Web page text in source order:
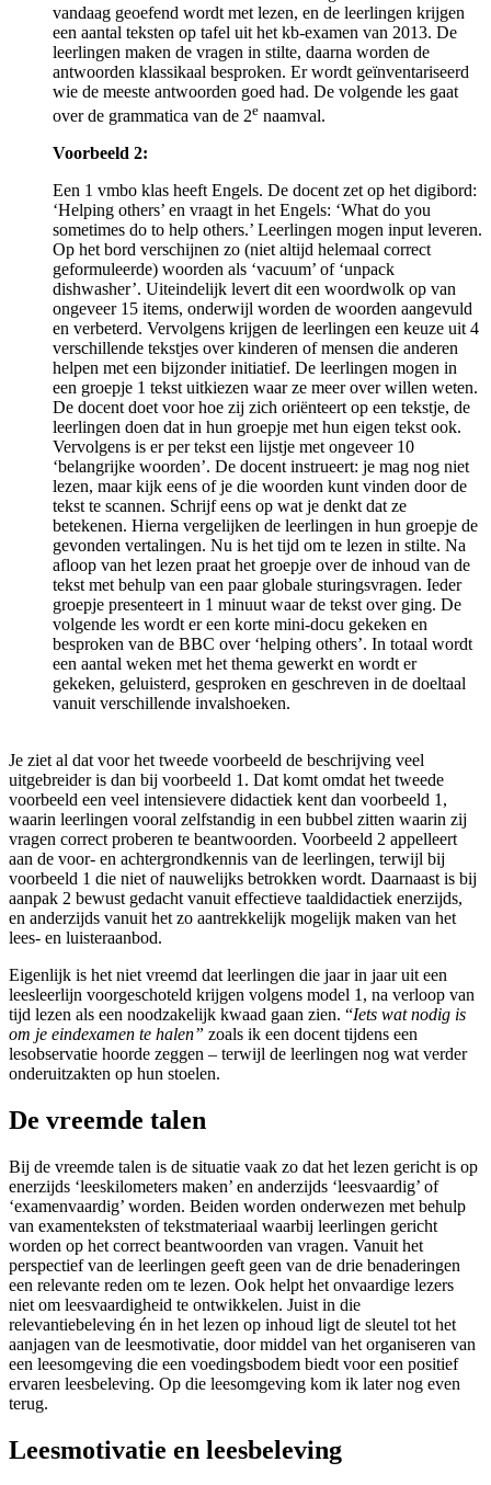
vandaag geoefend wordt met lezen, en de leerlingen krijgen
een aantal teksten op tafel uit het kb-examen van 2013. De
leerlingen maken de vragen in stilte, daarna worden de
antwoorden klassikaal besproken. Er wordt geïnventariseerd
wie de meeste antwoorden goed had. De volgende les gaat
over de grammatica van de 2e naamval.
Voorbeeld 2:
Een 1 vmbo klas heeft Engels. De docent zet op het digibord:
‘Helping others’ en vraagt in het Engels: ‘What do you
sometimes do to help others.’ Leerlingen mogen input leveren.
Op het bord verschijnen zo (niet altijd helemaal correct
geformuleerde) woorden als ‘vacuum’ of ‘unpack
dishwasher’. Uiteindelijk levert dit een woordwolk op van
ongeveer 15 items, onderwijl worden de woorden aangevuld
en verbeterd. Vervolgens krijgen de leerlingen een keuze uit 4
verschillende tekstjes over kinderen of mensen die anderen
helpen met een bijzonder initiatief. De leerlingen mogen in
een groepje 1 tekst uitkiezen waar ze meer over willen weten.
De docent doet voor hoe zij zich oriënteert op een tekstje, de
leerlingen doen dat in hun groepje met hun eigen tekst ook.
Vervolgens is er per tekst een lijstje met ongeveer 10
‘belangrijke woorden’. De docent instrueert: je mag nog niet
lezen, maar kijk eens of je die woorden kunt vinden door de
tekst te scannen. Schrijf eens op wat je denkt dat ze
betekenen. Hierna vergelijken de leerlingen in hun groepje de
gevonden vertalingen. Nu is het tijd om te lezen in stilte. Na
afloop van het lezen praat het groepje over de inhoud van de
tekst met behulp van een paar globale sturingsvragen. Ieder
groepje presenteert in 1 minuut waar de tekst over ging. De
volgende les wordt er een korte mini-docu gekeken en
besproken van de BBC over ‘helping others’. In totaal wordt
een aantal weken met het thema gewerkt en wordt er
gekeken, geluisterd, gesproken en geschreven in de doeltaal
vanuit verschillende invalshoeken.
Je ziet al dat voor het tweede voorbeeld de beschrijving veel
uitgebreider is dan bij voorbeeld 1. Dat komt omdat het tweede
voorbeeld een veel intensievere didactiek kent dan voorbeeld 1,
waarin leerlingen vooral zelfstandig in een bubbel zitten waarin zij
vragen correct proberen te beantwoorden. Voorbeeld 2 appelleert
aan de voor- en achtergrondkennis van de leerlingen, terwijl bij
voorbeeld 1 die niet of nauwelijks betrokken wordt. Daarnaast is bij
aanpak 2 bewust gedacht vanuit effectieve taaldidactiek enerzijds,
en anderzijds vanuit het zo aantrekkelijk mogelijk maken van het
lees- en luisteraanbod.
Eigenlijk is het niet vreemd dat leerlingen die jaar in jaar uit een
leesleerlijn voorgeschoteld krijgen volgens model 1, na verloop van
tijd lezen als een noodzakelijk kwaad gaan zien. “Iets wat nodig is
om je eindexamen te halen” zoals ik een docent tijdens een
lesobservatie hoorde zeggen – terwijl de leerlingen nog wat verder
onderuitzakten op hun stoelen.
De vreemde talen
Bij de vreemde talen is de situatie vaak zo dat het lezen gericht is op
enerzijds ‘leeskilometers maken’ en anderzijds ‘leesvaardig’ of
‘examenvaardig’ worden. Beiden worden onderwezen met behulp
van examenteksten of tekstmateriaal waarbij leerlingen gericht
worden op het correct beantwoorden van vragen. Vanuit het
perspectief van de leerlingen geeft geen van de drie benaderingen
een relevante reden om te lezen. Ook helpt het onvaardige lezers
niet om leesvaardigheid te ontwikkelen. Juist in die
relevantiebeleving én in het lezen op inhoud ligt de sleutel tot het
aanjagen van de leesmotivatie, door middel van het organiseren van
een leesomgeving die een voedingsbodem biedt voor een positief
ervaren leesbeleving. Op die leesomgeving kom ik later nog even
terug.
Leesmotivatie en leesbeleving